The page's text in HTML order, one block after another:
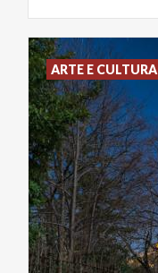
ARTE E CULTURA